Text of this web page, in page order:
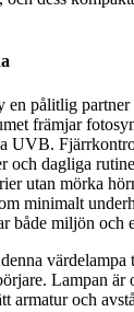
en pålitlig
främjar
UVB.
och dagliga
utan mörka
minimalt
både miljön och
värdelampa
Lampan är
armatur och